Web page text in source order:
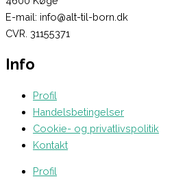
E-mail: info@alt-til-born.dk
CVR. 31155371
Info
Profil
Handelsbetingelser
Cookie- og privatlivspolitik
Kontakt
Profil